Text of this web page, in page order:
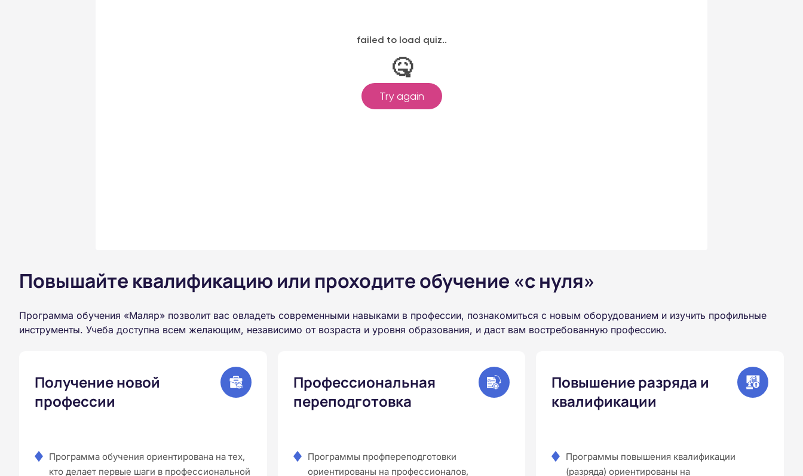
Повышайте квалификацию или проходите обучение «с нуля»
Программа обучения «Маляр» позволит вас овладеть современными навыками в профессии, познакомиться с новым оборудованием и изучить профильные
инструменты. Учеба доступна всем желающим, независимо от возраста и уровня образования, и даст вам востребованную профессию.
Получение новой
профессии
Программа обучения ориентирована на тех,
кто делает первые шаги в профессиональной
Профессиональная
переподготовка
Программы профпереподготовки
ориентированы на профессионалов,
Повышение разряда и
квалификации
Программы повышения квалификации
(разряда) ориентированы на